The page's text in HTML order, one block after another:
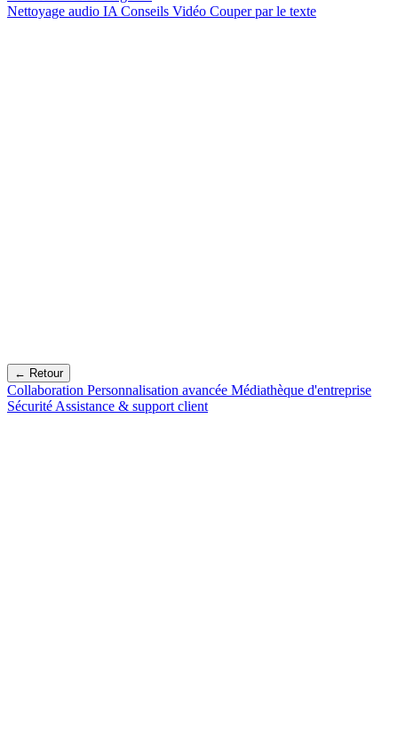
Nettoyage audio IA Conseils Vidéo Couper par le texte
← Retour
Collaboration Personnalisation avancée Médiathèque d'entreprise
Sécurité Assistance & support client